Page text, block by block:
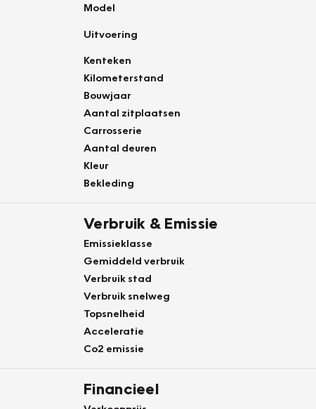
Model
Uitvoering
Kenteken
Kilometerstand
Bouwjaar
Aantal zitplaatsen
Carrosserie
Aantal deuren
Kleur
Bekleding
Verbruik & Emissie
Emissieklasse
Gemiddeld verbruik
Verbruik stad
Verbruik snelweg
Topsnelheid
Acceleratie
Co2 emissie
Financieel